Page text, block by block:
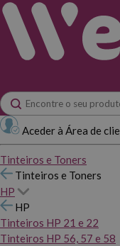
Aceder à Área de
Tinteiros e Toners
Tinteiros e Toners
HP
HP
Tinteiros HP 21 e 22
Tinteiros HP 56, 57 e 58